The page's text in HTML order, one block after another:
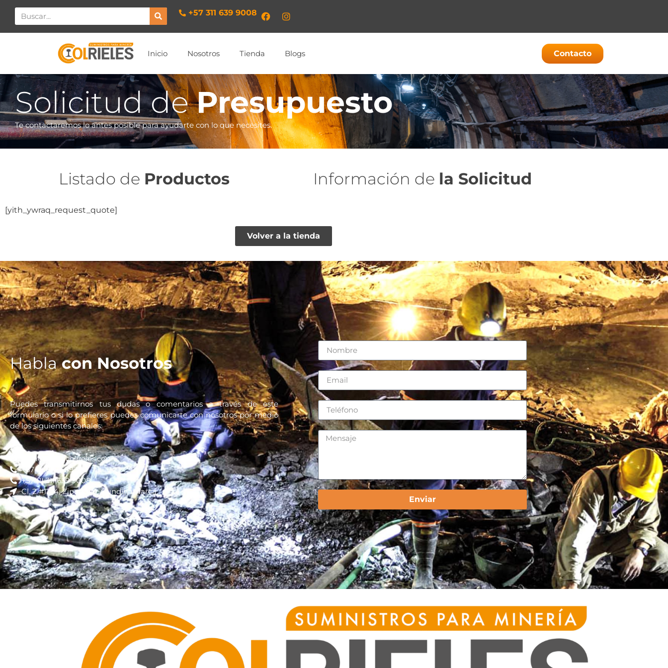
+57 311 639 9008​
Inicio Nosotros Tienda Blogs Contacto
Solicitud dePresupuesto
Te contactaremos lo antes posible para ayudarte con lo que necesites.
Listado de Productos Información de la Solicitud
[yith_ywraq_request_quote]
Volver a la tienda
Hablacon Nosotros
Puedes transmitirnos tus dudas o comentarios a través de este
formulario o si lo prefieres puedes comunicarte con nosotros por medio
de los siguientes canales:
comercial@colrieles.com
+57 (1) 8524897
+57 (1) 311 639 9008
Cl. 2 #12-4, Zipaquirá, Cundinamarca
Enviar